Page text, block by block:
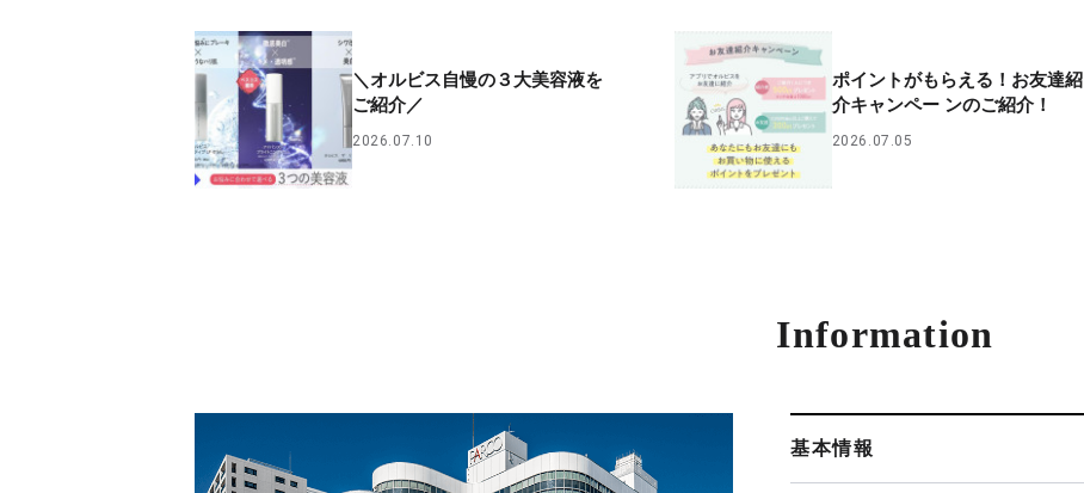
＼オルビス自慢の３大美容液を
ご紹介／
2026.07.10
ポイントがもらえる！お友達紹
介キャンペー ンのご紹介！
2026.07.05
Information
基本情報